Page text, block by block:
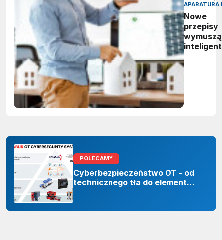
APARATURA
Nowe
przepisy
wymuszą
POLECAMY
Cyberbezpieczeństwo OT - od
technicznego tła do elementu